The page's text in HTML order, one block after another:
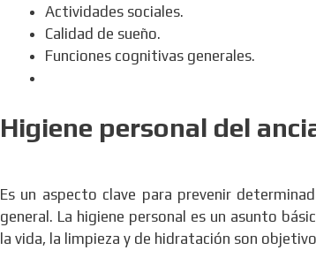
Actividades sociales.
Calidad de sueño.
Funciones cognitivas generales.
Higiene personal del
Es un aspecto clave para prevenir
general. La higiene personal es un asunto
la vida, la limpieza y de hidratación son